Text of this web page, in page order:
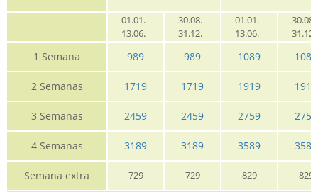
01.01. -
13.06.
30.08. -
31.12.
01.01. -
13.06.
30.08.
1 Semana 989 989 1089 1089
2 Semanas 1719 1719 1919 1919
3 Semanas 2459 2459 2759 2759
4 Semanas 3189 3189 3589 3589
Semana extra 729 729 829 829